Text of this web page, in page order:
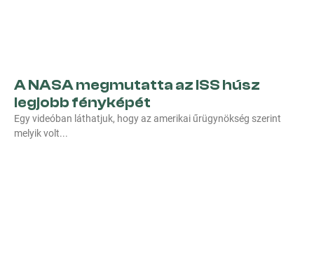
A NASA megmutatta az ISS húsz
legjobb fényképét
Egy videóban láthatjuk, hogy az amerikai űrügynökség szerint
melyik volt